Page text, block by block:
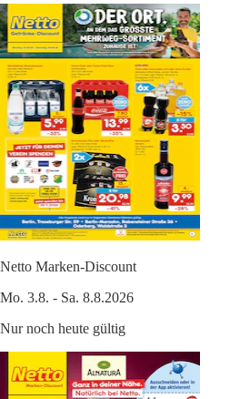
Netto Marken-Discount
Mo. 3.8. - Sa. 8.8.2026
Nur noch heute gültig